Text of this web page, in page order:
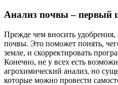
Анализ почвы – первый
Прежде чем вносить удобрения,
почвы. Это поможет понять,
земле, и скорректировать
Конечно, не у всех есть
агрохимический анализ, но
которые можно провести